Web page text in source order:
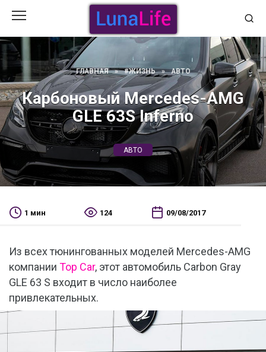
содержанию
ГЛАВНАЯ » #ЖИЗНЬ » АВТО
Карбоновый Mercedes-AMG
GLE 63S Inferno
АВТО
1 мин 124 09/08/2017
Из всех тюнингованных моделей Mercedes-AMG
компании Top Car, этот автомобиль Carbon Gray
GLE 63 S входит в число наиболее
привлекательных.